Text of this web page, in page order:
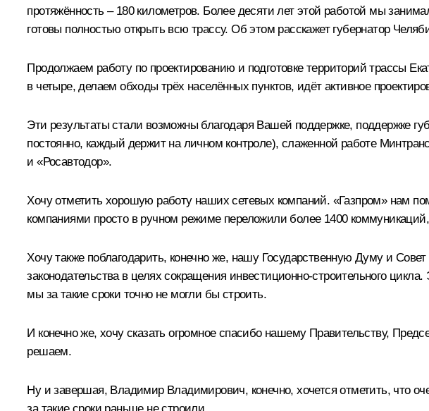
протяжённость – 180 километров. Более десяти лет этой работой мы
готовы полностью открыть всю трассу. Об этом расскажет губернатор
Продолжаем работу по проектированию и подготовке территорий трассы
в четыре, делаем обходы трёх населённых пунктов, идёт активное
Эти результаты стали возможны благодаря Вашей поддержке, поддержке
постоянно, каждый держит на личном контроле), слаженной работе
и «Росавтодор».
Хочу отметить хорошую работу наших сетевых компаний. «Газпром» нам
компаниями просто в ручном режиме переложили более 1400
Хочу также поблагодарить, конечно же, нашу Государственную Думу и
законодательства в целях сокращения инвестиционно-строительного
мы за такие сроки точно не могли бы строить.
И конечно же, хочу сказать огромное спасибо нашему Правительству,
решаем.
Ну и завершая, Владимир Владимирович, конечно, хочется отметить, что
за такие сроки раньше не строили.